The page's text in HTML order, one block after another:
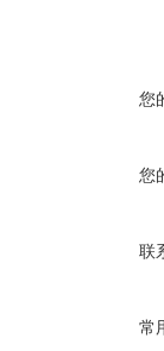
您
您
联
常